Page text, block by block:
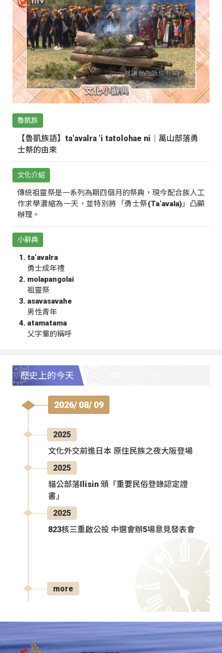
魯凱族
【魯凱族語】ta‘avalra ‘i tatolohae ni｜萬山部落勇
士祭的由來
文化介紹
傳統祖靈祭是一系列為期四個月的祭典，現今配合族人工
作求學濃縮為一天，並特別將「勇士祭(Ta‘avala)」凸顯
辦理。
小辭典
ta‘avalra
勇士成年禮
molapangolai
祖靈祭
asavasavahe
男性青年
atamatama
父字輩的稱呼
歷史上的今天
2026/ 08/ 09
2025
文化外交前進日本 原住民族之夜大阪登場
2025
貓公部落Ilisin 頒「重要民俗登錄認定證
書」
2025
823核三重啟公投 中選會辦5場意見發表會
more